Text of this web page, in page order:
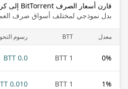
قارن أسعار الصرف BitTorrent إلى كرونة نرويجية
بدل نموذجي لمختلف أسواق صرف
معدل BTT رسوم
0%
1 BTT
0.0 BTT
1%
1 BTT
0.010 BTT